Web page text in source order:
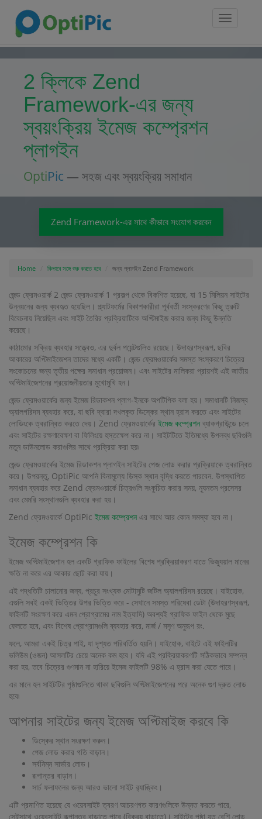
Toggle
2 ক্লিকে Zend
Framework-এর জন্য
স্বয়ংক্রিয় ইমেজ কম্প্রেশন
প্লাগইন
OptiPic — সহজ এবং স্বয়ংক্রিয় সমাধান
Zend Framework-এর সাথে কীভাবে সংযোগ করবেন
Home কিভাবে সঙ্গে শুরু করতে হবে জন্য প্লাগইন Zend Framework
জেন্ড ফ্রেমওয়ার্ক 2 জেন্ড ফ্রেমওয়ার্ক 1 প্রকল্প থেকে বিকশিত হয়েছে, যা 15 মিলিয়ন সাইটের
উন্নয়নের জন্য ব্যবহৃত হয়েছিল। প্ল্যাটফর্মের বিকাশকারীরা পূর্ববর্তী সংস্করণের কিছু ত্রুটি
বিবেচনায় নিয়েছিল এবং সাইট তৈরির প্রক্রিয়াটিকে অপ্টিমাইজ করার জন্য কিছু উন্নতি
করেছে।
কাঠামোর সক্রিয় ব্যবহার সত্ত্বেও, এর দুর্বল পয়েন্টগুলিও রয়েছে। উদাহরণস্বরূপ, ছবির
আকারের অপ্টিমাইজেশন তাদের মধ্যে একটি। জেন্ড ফ্রেমওয়ার্কের সমস্ত সংস্করণে চিত্রের
সংকোচনের জন্য তৃতীয় পক্ষের সমাধান প্রয়োজন। এবং সাইটের মালিকরা প্রায়শই এই জাতীয়
অপ্টিমাইজেশনের প্রয়োজনীয়তার মুখোমুখি হন।
জেন্ড ফ্রেমওয়ার্কের জন্য ইমেজ রিডাকশন প্লাগ-ইনকে অপটিপিক বলা হয়। সমাধানটি নিজস্ব
অ্যালগরিদম ব্যবহার করে, যা ছবি দ্বারা দখলকৃত ডিস্কের স্থান হ্রাস করতে এবং সাইটের
লোডিংকে ত্বরান্বিত করতে দেয়। Zend ফ্রেমওয়ার্কের ইমেজ কম্প্রেশন ব্যাকগ্রাউন্ডে চলে
এবং সাইটের রক্ষণাবেক্ষণ বা ফিলিংয়ে হস্তক্ষেপ করে না। সাইটটিতে ইতিমধ্যে উপলব্ধ ছবিগুলি
নতুন ডাউনলোড করাগুলির সাথে প্রক্রিয়া করা হয়৷
জেন্ড ফ্রেমওয়ার্কের ইমেজ রিডাকশন প্লাগইন সাইটের পেজ লোড করার প্রক্রিয়াকে ত্বরান্বিত
করে। উপরন্তু, OptiPic আপনি বিনামূল্যে ডিস্ক স্থান বৃদ্ধি করতে পারবেন. উপস্থাপিত
সমাধান ব্যবহার করে Zend ফ্রেমওয়ার্কে চিত্রগুলি সংকুচিত করার সময়, ন্যূনতম প্রসেসর
এবং মেমরি সংস্থানগুলি ব্যবহার করা হয়।
Zend ফ্রেমওয়ার্কে OptiPic ইমেজ কম্প্রেশন এর সাথে আর কোন সমস্যা হবে না।
ইমেজ কম্প্রেশন কি
ইমেজ অপ্টিমাইজেশান হল একটি গ্রাফিক ফাইলের বিশেষ প্রক্রিয়াকরণ যাতে ভিজ্যুয়াল মানের
ক্ষতি না করে এর আকার ছোট করা যায়।
এই পদ্ধতিটি চালানোর জন্য, প্রচুর সংখ্যক মোটামুটি জটিল অ্যালগরিদম রয়েছে। যাইহোক,
এগুলি সবই একই ভিত্তির উপর ভিত্তি করে - সেখানে সমস্ত পরিষেবা ডেটা (উদাহরণস্বরূপ,
ফাইলটি সংরক্ষণ করে এমন প্রোগ্রামের নাম ইত্যাদি) অবশ্যই গ্রাফিক ফাইল থেকে মুছে
ফেলতে হবে, এবং বিশেষ প্রোগ্রামগুলি ব্যবহার করে, মার্জ / মসৃণ অনুরূপ রং.
ফলে, আমরা একই চিত্র পাই, যা দৃশ্যত পরিবর্তিত হয়নি। যাইহোক, বাইটে এই ফাইলটির
ভলিউম (ওজন) আসলটির চেয়ে অনেক কম হবে। যদি এই প্রক্রিয়াকরণটি সঠিকভাবে সম্পন্ন
করা হয়, তবে চিত্রের গুণমান না হারিয়ে ইমেজ ফাইলটি 98% এ হ্রাস করা যেতে পারে।
এর মানে হল সাইটটির পৃষ্ঠাগুলিতে থাকা ছবিগুলি অপ্টিমাইজেশনের পরে অনেক গুণ দ্রুত লোড
হবে৷
আপনার সাইটের জন্য ইমেজ অপ্টিমাইজ করবে কি
ডিস্কের স্থান সংরক্ষণ করুন।
পেজ লোড করার গতি বাড়ান।
সর্বনিম্ন সার্ভার লোড।
রূপান্তর বাড়ান।
সার্চ ফলাফলের জন্য আরও ভালো সাইট র‌্যাঙ্কিং।
এটি প্রমাণিত হয়েছে যে ওয়েবসাইট ত্বরণ আচরণগত কারণগুলিকে উন্নত করতে পারে,
সেইসাথে ওয়েবসাইট রূপান্তর বাড়াতে পারে (বিক্রয় বাড়াতে)। সাইটের পৃষ্ঠা যত বেশি লোড